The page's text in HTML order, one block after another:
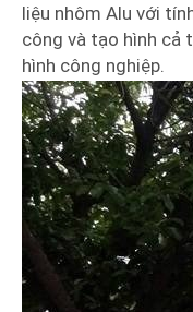
liệu nhôm Alu với
công và tạo hình cả
hình công nghiệp.